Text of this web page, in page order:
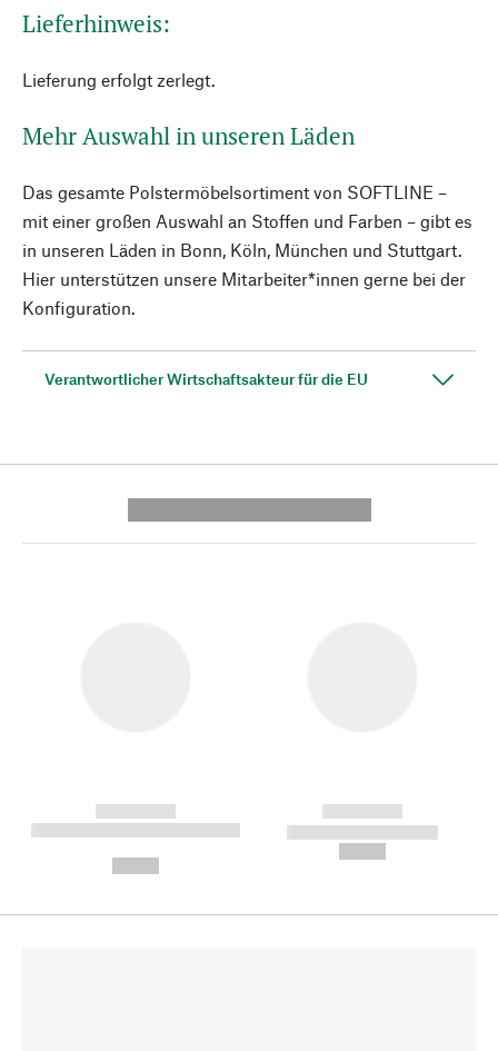
Lieferhinweis:
Lieferung erfolgt zerlegt.
Mehr Auswahl in unseren Läden
Das gesamte Polstermöbelsortiment von SOFTLINE –
mit einer großen Auswahl an Stoffen und Farben – gibt es
in unseren Läden in Bonn, Köln, München und Stuttgart.
Hier unterstützen unsere Mitarbeiter*innen gerne bei der
Konfiguration.
Verantwortlicher Wirtschaftsakteur für die EU
------------
----------- ----------- --------
------------
----------- -----------